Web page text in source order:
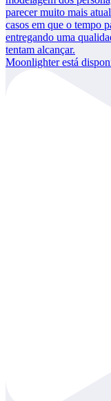
Moonlighter está